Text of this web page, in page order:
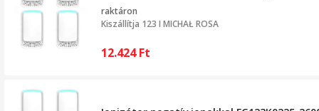
raktáron
Kiszállítja 123 I MICHAŁ ROSA
12.424Ft